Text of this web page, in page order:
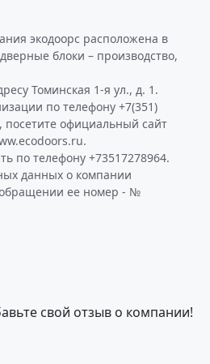
экодоорс расположена в
блоки – производство,
Томинская 1-я ул., д. 1.
по телефону +7(351)
официальный сайт
по телефону +73517278964.
данных о компании
обращении ее номер - №
свой отзыв о компании!